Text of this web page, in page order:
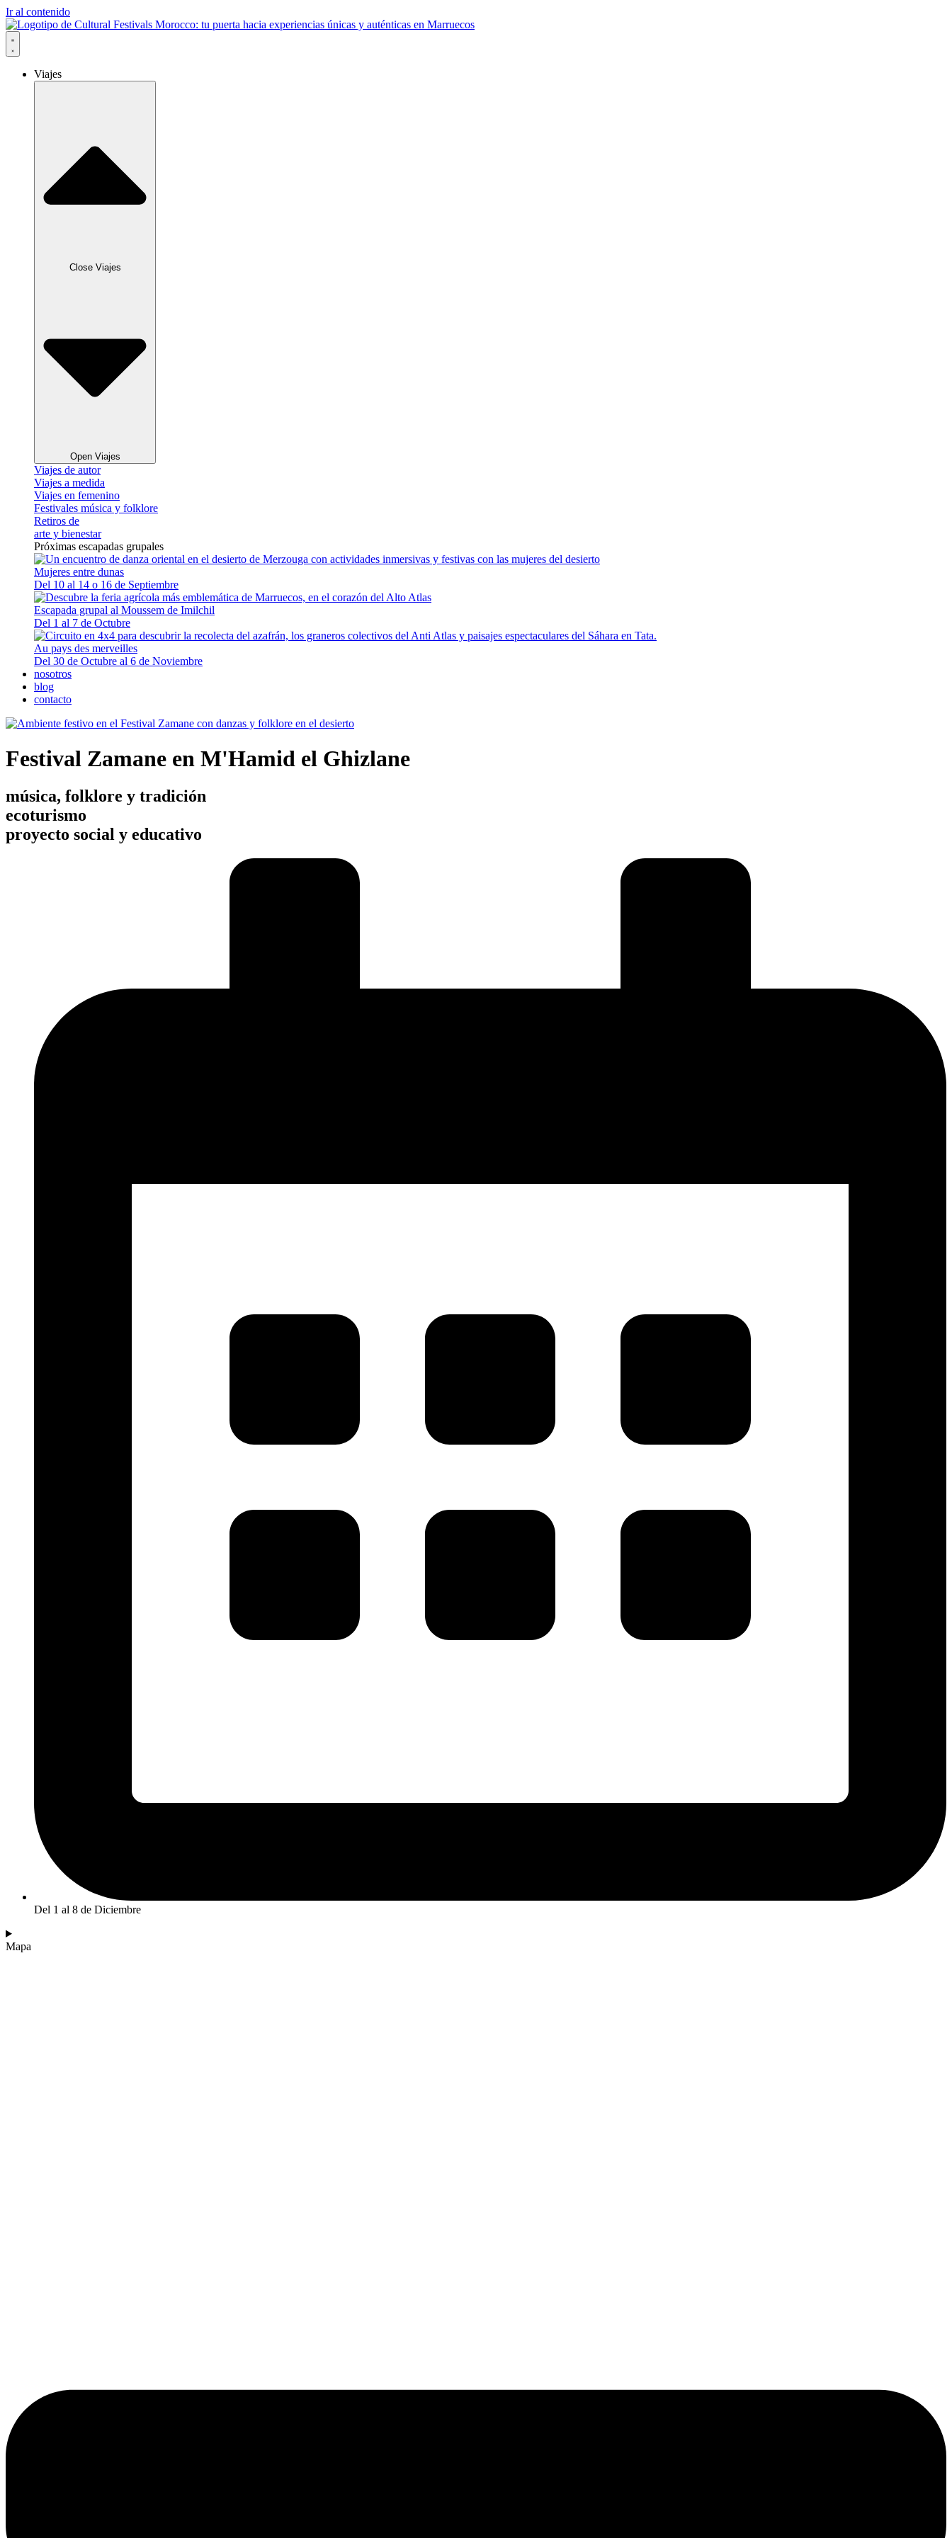
Ir al contenido
Viajes
Close Viajes
Open Viajes
Viajes de autor
Viajes a medida
Viajes en femenino
Festivales música y folklore
Retiros de
arte y bienestar
Próximas escapadas grupales
Mujeres entre dunas
Del 10 al 14 o 16 de Septiembre
Escapada grupal al Moussem de Imilchil
Del 1 al 7 de Octubre
Au pays des merveilles
Del 30 de Octubre al 6 de Noviembre
nosotros
blog
contacto
Festival Zamane en M'Hamid el Ghizlane
música, folklore y tradición
ecoturismo
proyecto social y educativo
Del 1 al 8 de Diciembre
Mapa